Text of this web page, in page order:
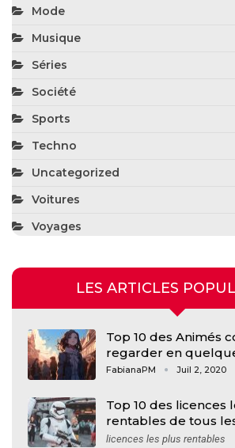
Mode
Musique
Séries
Société
Sports
Techno
Uncategorized
Voitures
Voyages
LES ARTICLES
Top 10 des Animés
regarder en
FabianaPM Juil 2, 2020
Top 10 des licences
rentables de tous
licences les plus rentables